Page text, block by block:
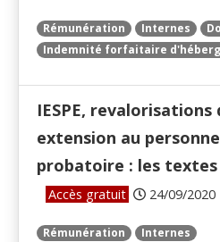
Rémunération Internes
Indemnité forfaitaire
IESPE,
extension au
probatoire : les
Accès gratuit 24/09/2020
Rémunération
Internes